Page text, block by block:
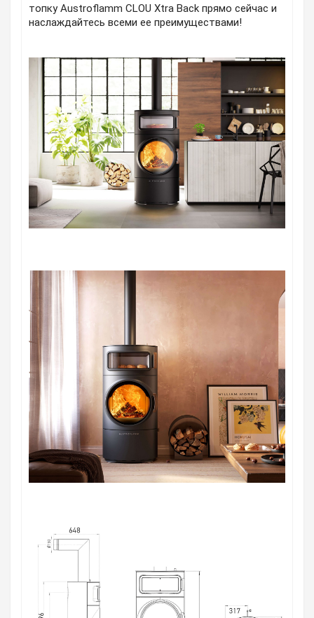
топку Austroflamm CLOU Xtra Back прямо сейчас и
наслаждайтесь всеми ее преимуществами!